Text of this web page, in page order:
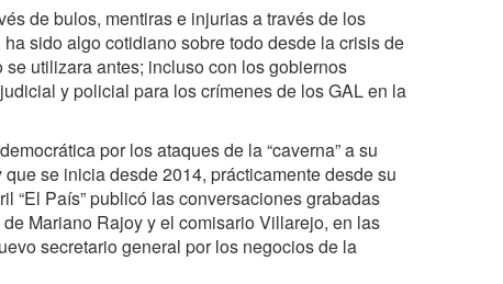
de bulos, mentiras e injurias a través de los
sido algo cotidiano sobre todo desde la crisis de
utilizara antes; incluso con los gobiernos
y policial para los crímenes de los GAL en la
por los ataques de la “caverna” a su
se inicia desde 2014, prácticamente desde su
“El País” publicó las conversaciones grabadas
Mariano Rajoy y el comisario Villarejo, en las
secretario general por los negocios de la